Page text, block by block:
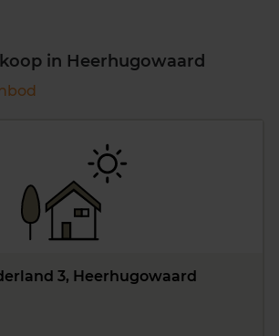
in Heerhugowaard
3, Heerhugowaard